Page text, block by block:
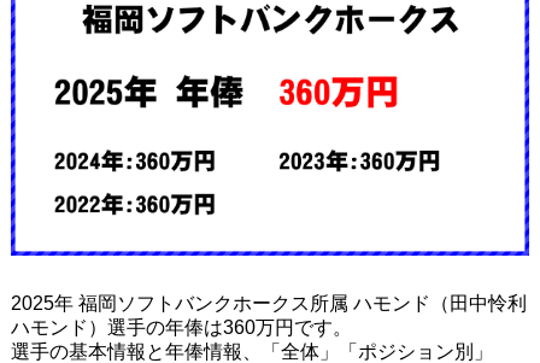
2025年 福岡ソフトバンクホークス所属 ハモンド（田中怜利
ハモンド）選手の年俸は360万円です。
選手の基本情報と年俸情報、「全体」「ポジション別」